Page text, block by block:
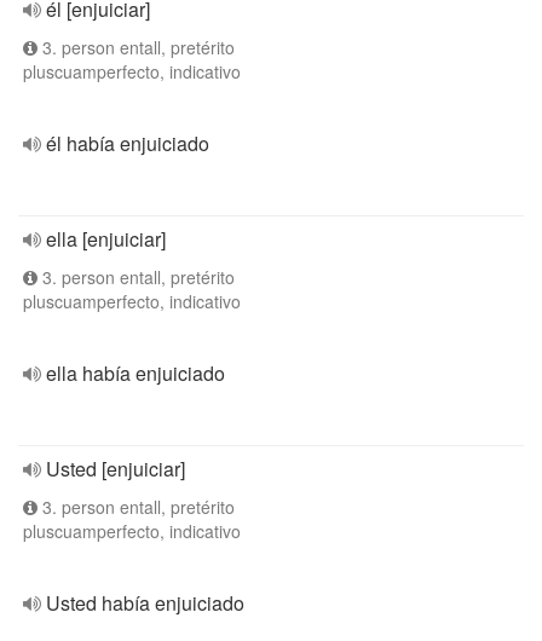
él [enjuiciar]
3. person entall, pretérito
pluscuamperfecto, indicativo
él había enjuiciado
ella [enjuiciar]
3. person entall, pretérito
pluscuamperfecto, indicativo
ella había enjuiciado
Usted [enjuiciar]
3. person entall, pretérito
pluscuamperfecto, indicativo
Usted había enjuiciado